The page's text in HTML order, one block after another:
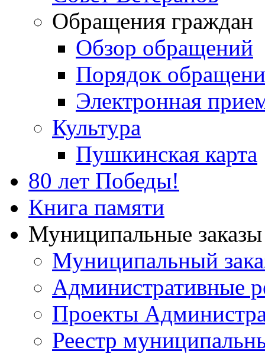
Обращения граждан
Обзор обращений
Порядок
Электронная
Культура
Пушкинская карта
80 лет Победы!
Книга памяти
Муниципальные
Муниципальный
Административные
Проекты
Реестр